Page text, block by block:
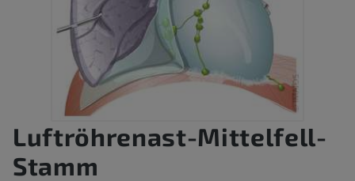
Luftröhrenast-Mittelfell-
Stamm